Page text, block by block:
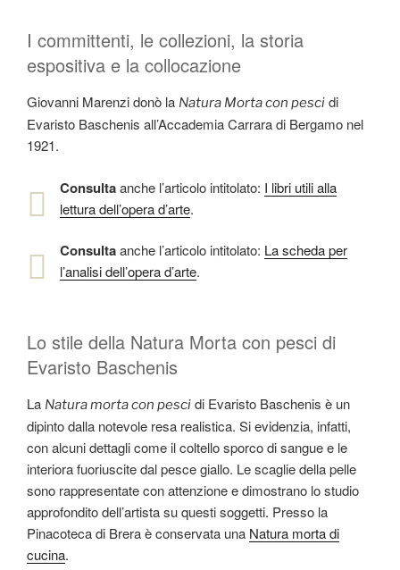
I committenti, le collezioni, la storia
espositiva e la collocazione
Giovanni Marenzi donò la Natura Morta con pesci di
Evaristo Baschenis all’Accademia Carrara di Bergamo nel
1921.
Consultaanche l’articolo intitolato: I libri utili alla
lettura dell’opera d’arte.
Consultaanche l’articolo intitolato: La scheda per
l’analisi dell’opera d’arte.
Lo stile della Natura Morta con pesci di
Evaristo Baschenis
La Natura morta con pesci di Evaristo Baschenis è un
dipinto dalla notevole resa realistica. Si evidenzia, infatti,
con alcuni dettagli come il coltello sporco di sangue e le
interiora fuoriuscite dal pesce giallo. Le scaglie della pelle
sono rappresentate con attenzione e dimostrano lo studio
approfondito dell’artista su questi soggetti. Presso la
Pinacoteca di Brera è conservata una Natura morta di
cucina.